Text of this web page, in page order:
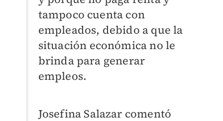
tampoco cuenta con
empleados, debido a que la
situación económica no le
brinda para generar
empleos.
Josefina Salazar comentó